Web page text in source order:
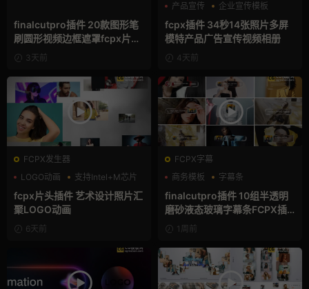
finalcutpro插件 20款图形笔
刷圆形视频边框遮罩fcpx片头
插件3天前
产品宣传
企业宣传模板
分屏模板
fcpx插件 34秒14张照片多屏
模特产品广告宣传视频相册
4天前
FCPX发生器
LOGO动画
支持Intel+M芯片
汇聚
fcpx片头插件 艺术设计照片汇
聚LOGO动画
6天前
FCPX字幕
商务模板
字幕条
finalcutpro插件 10组半透明
磨砂液态玻璃字幕条FCPX插
件
1周前